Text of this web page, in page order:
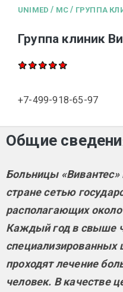
UNIMED / MC / ГРУППА
Группа клиник
+7-499-918-65-97
Общие
Больницы
стране сетью
располагающих
Каждый год в свыше
специализированных
проходят лечение
человек. В качестве